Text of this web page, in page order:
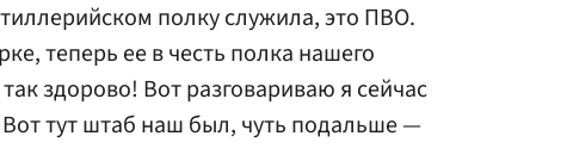
полку служила, это ПВО.
теперь ее в честь полка нашего
здорово! Вот разговариваю я сейчас
тут штаб наш был, чуть подальше —